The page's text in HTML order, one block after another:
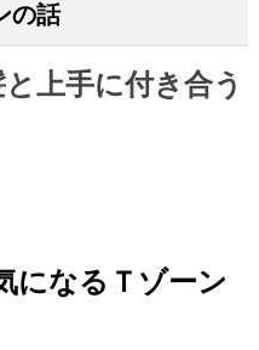
の話
上手に付き合う
になるＴゾーン